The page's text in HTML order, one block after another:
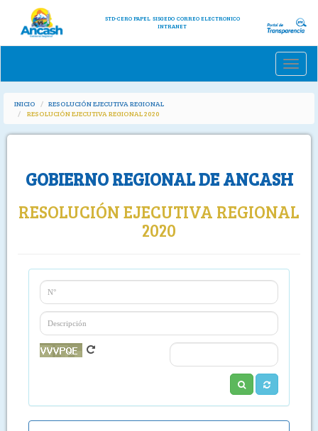
STD-CERO PAPEL SISGEDO CORREO ELECTRONICO
INTRANET
Toggle
INICIO
RESOLUCIÓN EJECUTIVA REGIONAL
RESOLUCIÓN EJECUTIVA REGIONAL 2020
GOBIERNO REGIONAL DE ANCASH
RESOLUCIÓN EJECUTIVA REGIONAL
2020